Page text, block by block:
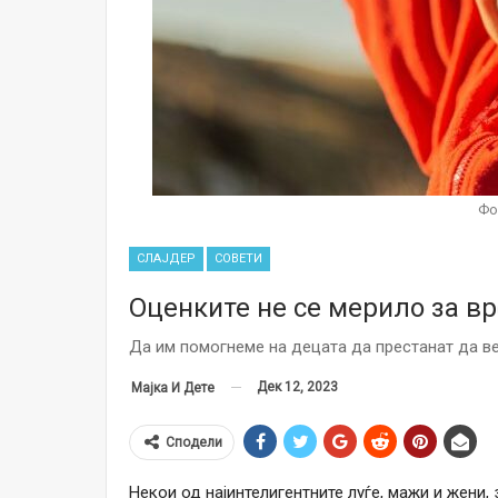
СЛАЈДЕР СОВЕТИ
Оценките не се мерило за
Да им помогнеме на децата да престанат да
Мајка И Дете Дек 12, 2023
Сподели
Некои од најинтелигентните луѓе, мажи и